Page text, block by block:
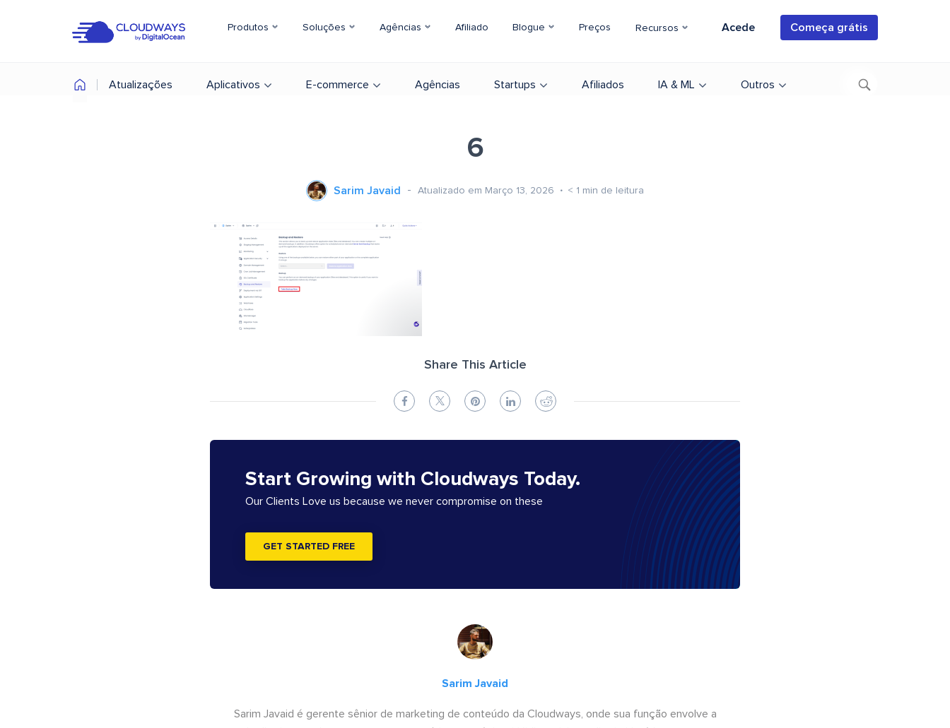
Produtos Soluções Agências Afiliado Blogue Preços Recursos Acede Começa grátis
Atualizações Aplicativos E-commerce Agências Startups Afiliados IA & ML Outros
6
Sarim Javaid Atualizado em Março 13, 2026 < 1 min de leitura
Share This Article
Start Growing with Cloudways Today.
Our Clients Love us because we never compromise on these
GET STARTED FREE
Sarim Javaid
Sarim Javaid é gerente sênior de marketing de conteúdo da Cloudways, onde sua função envolve a